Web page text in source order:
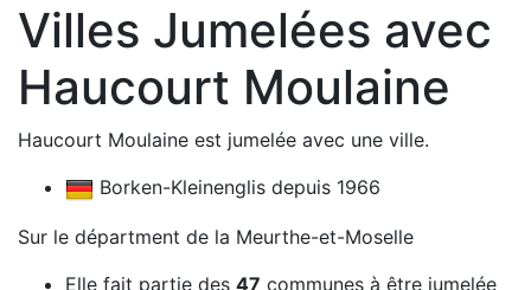
Villes Jumelées avec
Haucourt Moulaine
Haucourt Moulaine est jumelée avec une ville.
Borken-Kleinenglis depuis 1966
Sur le départment de la Meurthe-et-Moselle
Elle fait partie des 47 communes à être jumelée